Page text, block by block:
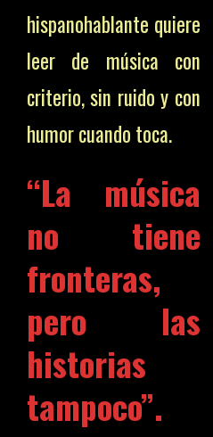
hispanohablante quiere
leer de música con
criterio, sin ruido y con
humor cuando toca.
“La música
no tiene
fronteras,
pero las
historias
tampoco”.